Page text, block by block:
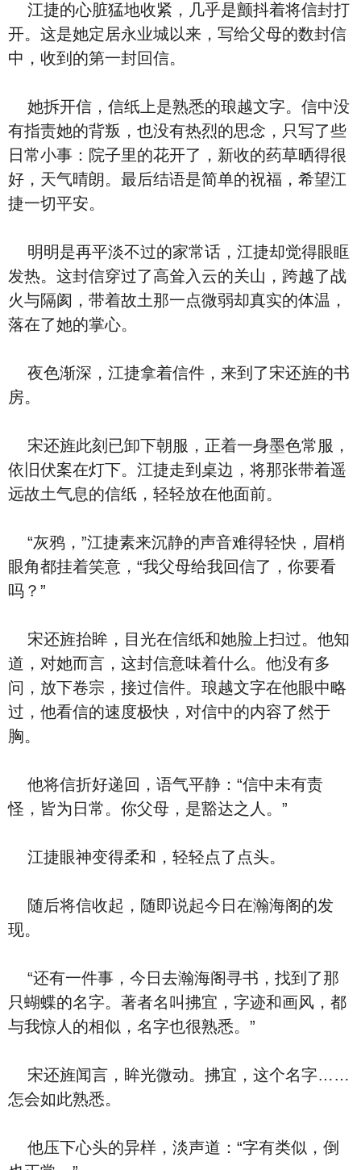
江捷的心脏猛地收紧，几乎是颤抖着将信封打
开。这是她定居永业城以来，写给父母的数封信
中，收到的第一封回信。
她拆开信，信纸上是熟悉的琅越文字。信中没
有指责她的背叛，也没有热烈的思念，只写了些
日常小事：院子里的花开了，新收的药草晒得很
好，天气晴朗。最后结语是简单的祝福，希望江
捷一切平安。
明明是再平淡不过的家常话，江捷却觉得眼眶
发热。这封信穿过了高耸入云的关山，跨越了战
火与隔阂，带着故土那一点微弱却真实的体温，
落在了她的掌心。
夜色渐深，江捷拿着信件，来到了宋还旌的书
房。
宋还旌此刻已卸下朝服，正着一身墨色常服，
依旧伏案在灯下。江捷走到桌边，将那张带着遥
远故土气息的信纸，轻轻放在他面前。
“灰鸦，”江捷素来沉静的声音难得轻快，眉梢
眼角都挂着笑意，“我父母给我回信了，你要看
吗？”
宋还旌抬眸，目光在信纸和她脸上扫过。他知
道，对她而言，这封信意味着什么。他没有多
问，放下卷宗，接过信件。琅越文字在他眼中略
过，他看信的速度极快，对信中的内容了然于
胸。
他将信折好递回，语气平静：“信中未有责
怪，皆为日常。你父母，是豁达之人。”
江捷眼神变得柔和，轻轻点了点头。
随后将信收起，随即说起今日在瀚海阁的发
现。
“还有一件事，今日去瀚海阁寻书，找到了那
只蝴蝶的名字。著者名叫拂宜，字迹和画风，都
与我惊人的相似，名字也很熟悉。”
宋还旌闻言，眸光微动。拂宜，这个名字……
怎会如此熟悉。
他压下心头的异样，淡声道：“字有类似，倒